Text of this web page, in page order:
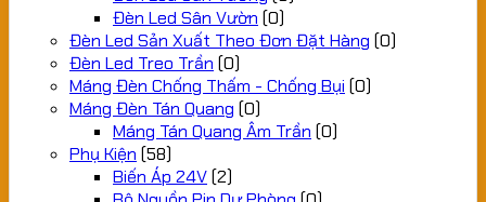
Đèn Led Sân Vườn (0)
Đèn Led Sản Xuất Theo Đơn Đặt Hàng (0)
Đèn Led Treo Trần (0)
Máng Đèn Chống Thấm - Chống Bụi (0)
Máng Đèn Tán Quang (0)
Máng Tán Quang Âm Trần (0)
Phụ Kiện (58)
Biến Áp 24V(2)